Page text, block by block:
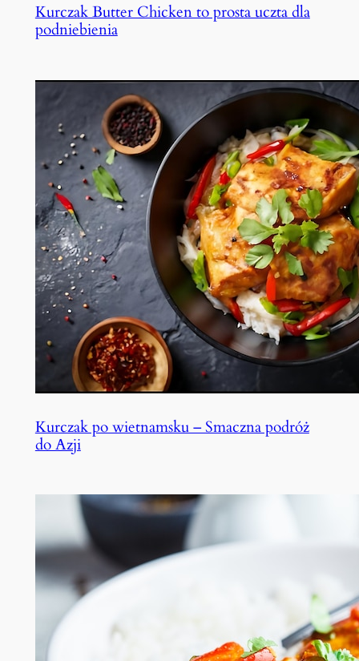
Kurczak Butter Chicken to prosta uczta dla
podniebienia
Kurczak po wietnamsku – Smaczna podróż
do Azji